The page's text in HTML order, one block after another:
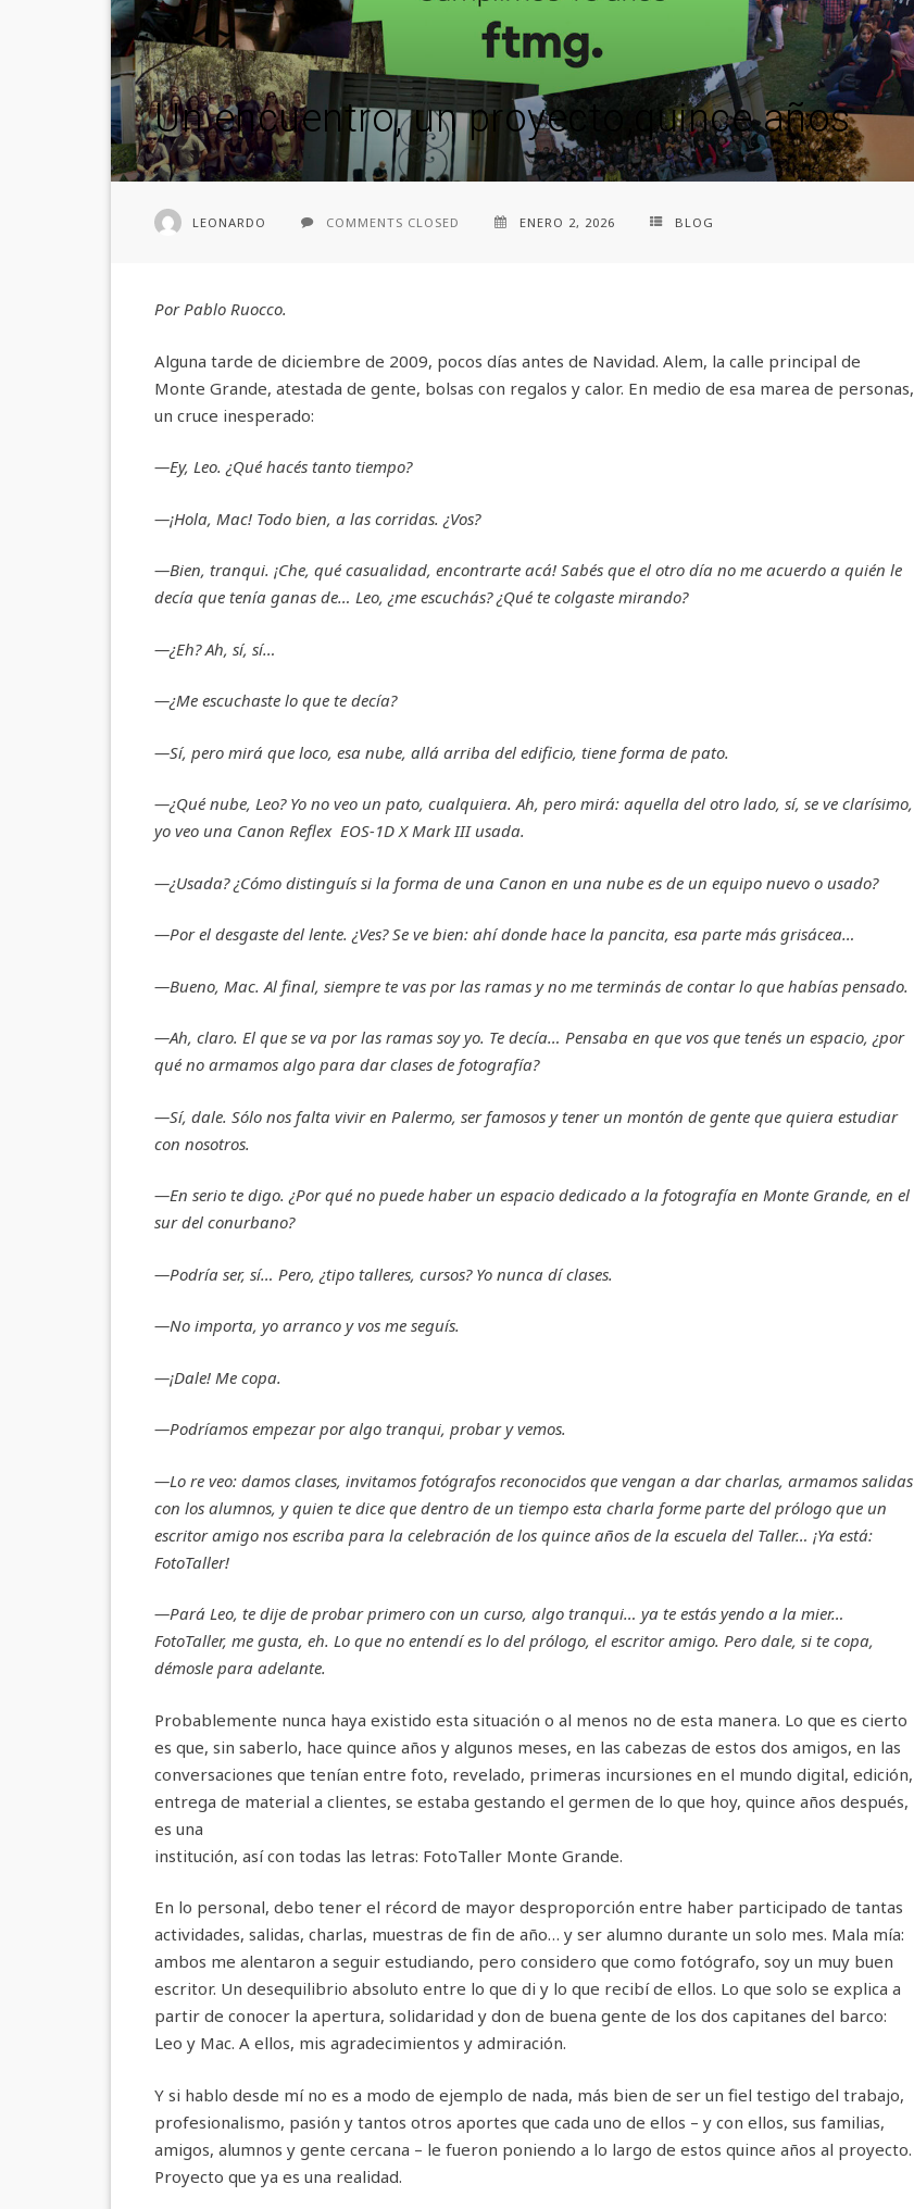
Un encuentro, un proyecto,quince años
LEONARDO COMMENTS CLOSED ENERO 2, 2026 BLOG
Por Pablo Ruocco.
Alguna tarde de diciembre de 2009, pocos días antes de Navidad. Alem, la calle principal de
Monte Grande, atestada de gente, bolsas con regalos y calor. En medio de esa marea de personas,
un cruce inesperado:
—Ey, Leo. ¿Qué hacés tanto tiempo?
—¡Hola, Mac! Todo bien, a las corridas. ¿Vos?
—Bien, tranqui. ¡Che, qué casualidad, encontrarte acá! Sabés que el otro día no me acuerdo a quién le
decía que tenía ganas de… Leo, ¿me escuchás? ¿Qué te colgaste mirando?
—¿Eh? Ah, sí, sí…
—¿Me escuchaste lo que te decía?
—Sí, pero mirá que loco, esa nube, allá arriba del edificio, tiene forma de pato.
—¿Qué nube, Leo? Yo no veo un pato, cualquiera. Ah, pero mirá: aquella del otro lado, sí, se ve clarísimo,
yo veo una Canon Reflex EOS-1D X Mark III usada.
—¿Usada? ¿Cómo distinguís si la forma de una Canon en una nube es de un equipo nuevo o usado?
—Por el desgaste del lente. ¿Ves? Se ve bien: ahí donde hace la pancita, esa parte más grisácea…
—Bueno, Mac. Al final, siempre te vas por las ramas y no me terminás de contar lo que habías pensado.
—Ah, claro. El que se va por las ramas soy yo. Te decía… Pensaba en que vos que tenés un espacio, ¿por
qué no armamos algo para dar clases de fotografía?
—Sí, dale. Sólo nos falta vivir en Palermo, ser famosos y tener un montón de gente que quiera estudiar
con nosotros.
—En serio te digo. ¿Por qué no puede haber un espacio dedicado a la fotografía en Monte Grande, en el
sur del conurbano?
—Podría ser, sí… Pero, ¿tipo talleres, cursos? Yo nunca dí clases.
—No importa, yo arranco y vos me seguís.
—¡Dale! Me copa.
—Podríamos empezar por algo tranqui, probar y vemos.
—Lo re veo: damos clases, invitamos fotógrafos reconocidos que vengan a dar charlas, armamos salidas
con los alumnos, y quien te dice que dentro de un tiempo esta charla forme parte del prólogo que un
escritor amigo nos escriba para la celebración de los quince años de la escuela del Taller… ¡Ya está:
FotoTaller!
—Pará Leo, te dije de probar primero con un curso, algo tranqui… ya te estás yendo a la mier…
FotoTaller, me gusta, eh. Lo que no entendí es lo del prólogo, el escritor amigo. Pero dale, si te copa,
démosle para adelante.
Probablemente nunca haya existido esta situación o al menos no de esta manera. Lo que es cierto
es que, sin saberlo, hace quince años y algunos meses, en las cabezas de estos dos amigos, en las
conversaciones que tenían entre foto, revelado, primeras incursiones en el mundo digital, edición,
entrega de material a clientes, se estaba gestando el germen de lo que hoy, quince años después,
es una
institución, así con todas las letras: FotoTaller Monte Grande.
En lo personal, debo tener el récord de mayor desproporción entre haber participado de tantas
actividades, salidas, charlas, muestras de fin de año… y ser alumno durante un solo mes. Mala mía:
ambos me alentaron a seguir estudiando, pero considero que como fotógrafo, soy un muy buen
escritor. Un desequilibrio absoluto entre lo que di y lo que recibí de ellos. Lo que solo se explica a
partir de conocer la apertura, solidaridad y don de buena gente de los dos capitanes del barco:
Leo y Mac. A ellos, mis agradecimientos y admiración.
Y si hablo desde mí no es a modo de ejemplo de nada, más bien de ser un fiel testigo del trabajo,
profesionalismo, pasión y tantos otros aportes que cada uno de ellos – y con ellos, sus familias,
amigos, alumnos y gente cercana – le fueron poniendo a lo largo de estos quince años al proyecto.
Proyecto que ya es una realidad.